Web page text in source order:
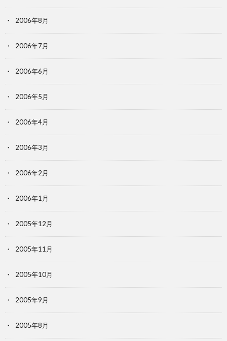
2006年8月
2006年7月
2006年6月
2006年5月
2006年4月
2006年3月
2006年2月
2006年1月
2005年12月
2005年11月
2005年10月
2005年9月
2005年8月